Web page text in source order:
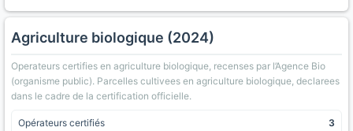
Agriculture biologique (2024)
Operateurs certifies en agriculture biologique, recenses par l’Agence Bio
(organisme public). Parcelles cultivees en agriculture biologique, declarees
dans le cadre de la certification officielle.
Opérateurs certifiés 3